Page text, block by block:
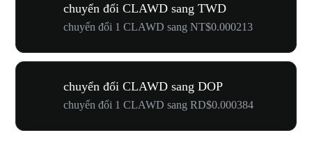
chuyển đổi CLAWD sang TWD
chuyển đổi 1 CLAWD sang NT$0.000213
chuyển đổi CLAWD sang DOP
chuyển đổi 1 CLAWD sang RD$0.000384